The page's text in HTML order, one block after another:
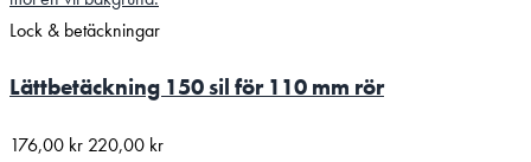
Lock & betäckningar
Lättbetäckning 150 sil för 110 mm rör
176,00 kr 220,00 kr